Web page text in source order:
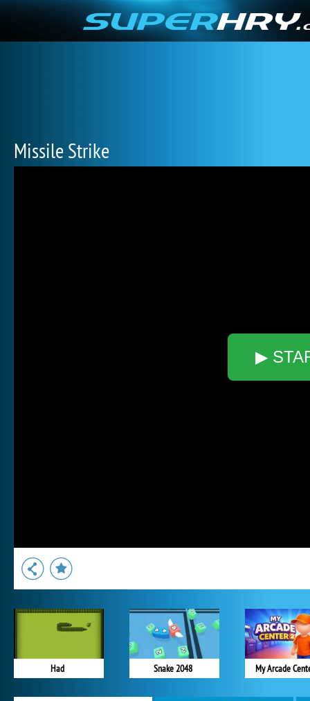
Missile Strike
▶
Had Snake 2048 My Arcade